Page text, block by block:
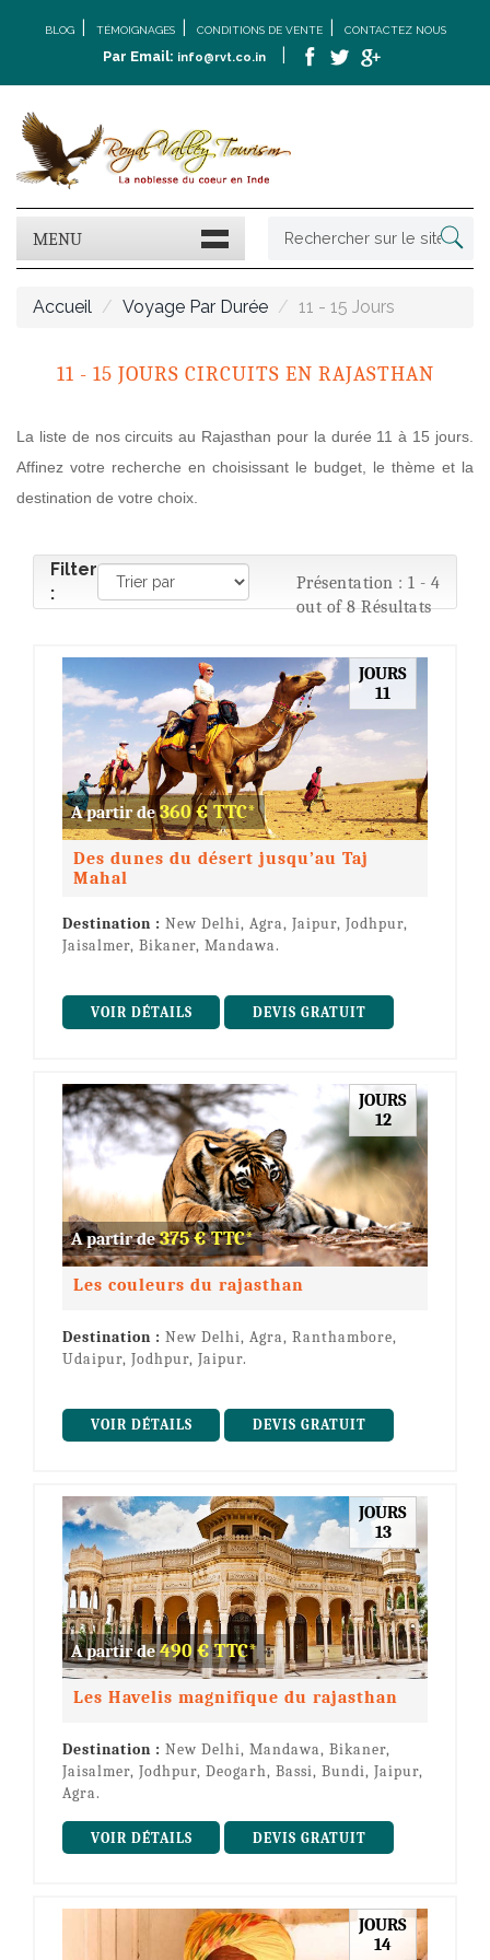
BLOG TÉMOIGNAGES CONDITIONS DE VENTE CONTACTEZ NOUS
Par Email: info@rvt.co.in
MENU
Accueil Voyage Par Durée 11 - 15 Jours
11 - 15 JOURS CIRCUITS EN RAJASTHAN
La liste de nos circuits au Rajasthan pour la durée 11 à 15 jours.
Affinez votre recherche en choisissant le budget, le thème et la
destination de votre choix.
Filter
:
Présentation : 1 - 4
out of 8 Résultats
JOURS
11
A partir de360 € TTC*
Des dunes du désert jusqu’au Taj
Mahal
Destination : New Delhi, Agra, Jaipur, Jodhpur,
Jaisalmer, Bikaner, Mandawa.
VOIR DÉTAILS DEVIS GRATUIT
JOURS
12
A partir de375 € TTC*
Les couleurs du rajasthan
Destination : New Delhi, Agra, Ranthambore,
Udaipur, Jodhpur, Jaipur.
VOIR DÉTAILS DEVIS GRATUIT
JOURS
13
A partir de490 € TTC*
Les Havelis magnifique du rajasthan
Destination : New Delhi, Mandawa, Bikaner,
Jaisalmer, Jodhpur, Deogarh, Bassi, Bundi, Jaipur,
Agra.
VOIR DÉTAILS DEVIS GRATUIT
JOURS
14